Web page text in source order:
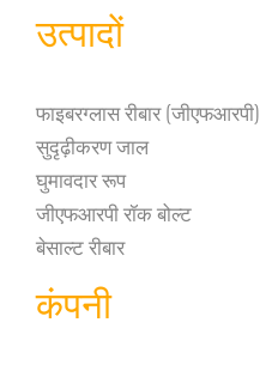
उत्पादों
फाइबरग्लास रीबार (जीएफआरपी)
सुदृढ़ीकरण जाल
घुमावदार रूप
जीएफआरपी रॉक बोल्ट
बेसाल्ट रीबार
कंपनी